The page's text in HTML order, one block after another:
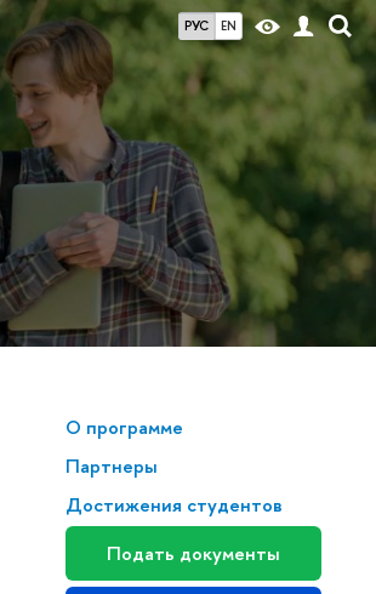
РУС EN
О программе
Партнеры
Достижения студентов
Подать документы